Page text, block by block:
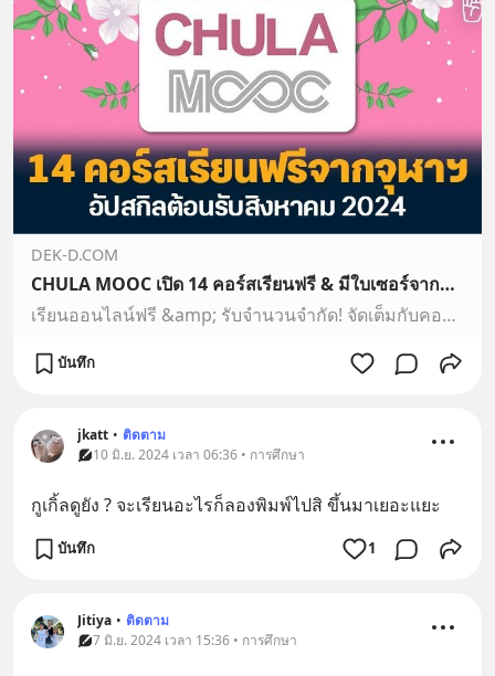
DEK-D.COM
CHULA MOOC เปิด 14 คอร์สเรียนฟรี & มีใบเซอร์จากจุฬาฯ ประจำเดือนสิงหาคม 2024! | Dek-D.com
เรียนออนไลน์ฟรี &amp; รับจำนวนจำกัด! จัดเต็มกับคอร์สภาษา, กฎหมาย, ธุรกิจ, ไอที ฯลฯ (เรียนได้ถึง 30 ก.ย. 67)
บันทึก
jkatt • ติดตาม
10 มิ.ย. 2024 เวลา 06:36 • การศึกษา
กูเกิ้ลดูยัง ? จะเรียนอะไรก็ลองพิมพ์ไปสิ ขึ้นมาเยอะแยะ
บันทึก 1
Jitiya • ติดตาม
7 มิ.ย. 2024 เวลา 15:36 • การศึกษา